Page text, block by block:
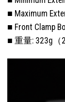
■ Maximum
■ Front Clamp
■ 重量: 323g（